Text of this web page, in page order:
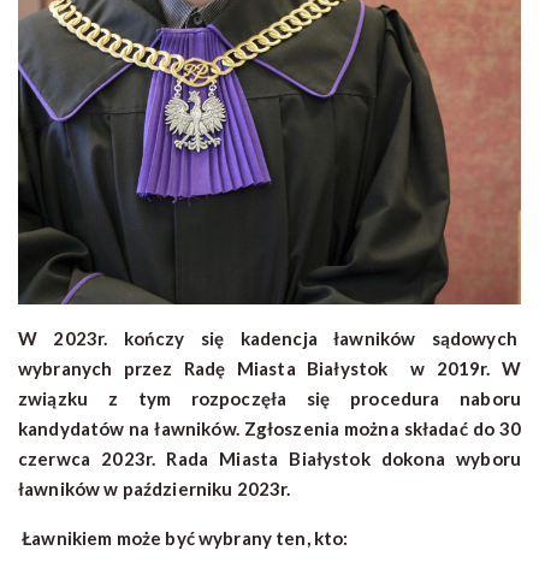
W 2023r. kończy się kadencja ławników sądowych
wybranych przez Radę Miasta Białystok w 2019r. W
związku z tym rozpoczęła się procedura naboru
kandydatów na ławników. Zgłoszenia można składać do 30
czerwca 2023r. Rada Miasta Białystok dokona wyboru
ławników w październiku 2023r.
Ławnikiem może być wybrany ten, kto: